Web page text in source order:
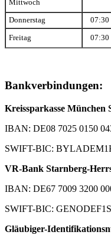
Mittwoch
Donnerstag 07:30
Freitag 07:30
Bankverbindungen:
Kreissparkasse München
IBAN: DE08 7025 0150
SWIFT-BIC:
VR-Bank Starnberg-
IBAN: DE67 7009 3200
SWIFT-BIC:
Gläubiger-